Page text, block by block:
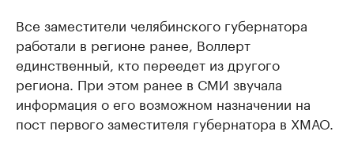
Все заместители челябинского губернатора
работали в регионе ранее, Воллерт
единственный, кто переедет из другого
региона. При этом ранее в СМИ звучала
информация о его возможном назначении на
пост первого заместителя губернатора в ХМАО.